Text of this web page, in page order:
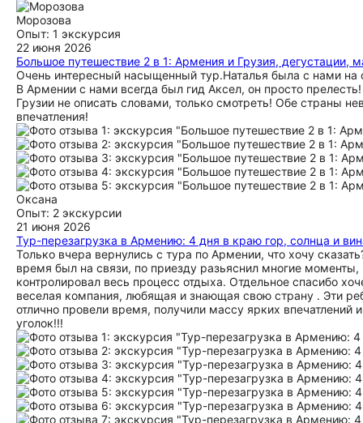
Морозова
Опыт: 1 экскурсия
22 июня 2026
Большое путешествие 2 в 1: Армения и Грузия, дегустации,
Очень интересный насыщенный тур.Наталья была с нами
В Армении с нами всегда был гид Аксел, он просто
Грузии не описать словами, только смотреть! Обе страны
впечатления!
Оксана
Опыт: 2 экскурсии
21 июня 2026
Тур-перезагрузка в Армению: 4 дня в краю гор, солнца и
Только вчера вернулись с тура по Армении, что хочу
время был на связи, по приезду разьяснил многие
контролировал весь процесс отдыха. Отдельное спасибо
веселая компания, любящая и знающая свою страну . Эти
отлично провели время, получили массу ярких
уголок!!!